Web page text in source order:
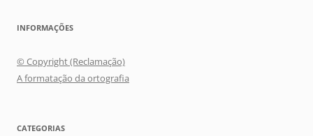
INFORMAÇÕES
© Copyright (Reclamação)
A formatação da ortografia
CATEGORIAS